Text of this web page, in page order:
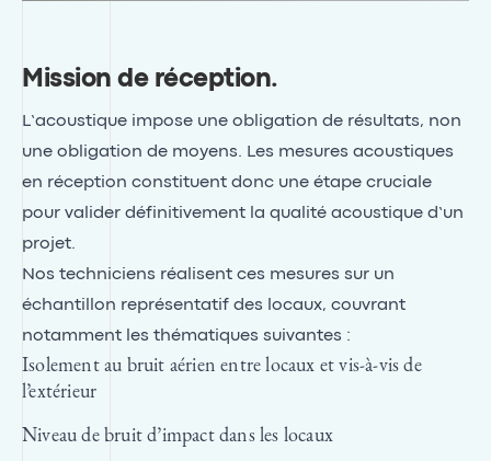
Mission de réception.
L’acoustique impose une obligation de résultats, non
une obligation de moyens. Les mesures acoustiques
en réception constituent donc une étape cruciale
pour valider définitivement la qualité acoustique d’un
projet.
Nos techniciens réalisent ces mesures sur un
échantillon représentatif des locaux, couvrant
notamment les thématiques suivantes :
Isolement au bruit aérien entre locaux et vis-à-vis de
l’extérieur
Niveau de bruit d’impact dans les locaux